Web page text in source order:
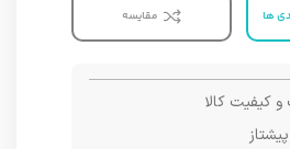
ها مقایسه
کیفیت کالا